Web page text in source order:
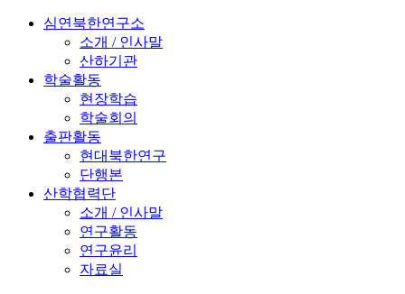
심연북한연구소
소개 / 인사말
산하기관
학술활동
현장학습
학술회의
출판활동
현대북한연구
단행본
산학협력단
소개 / 인사말
연구활동
연구윤리
자료실